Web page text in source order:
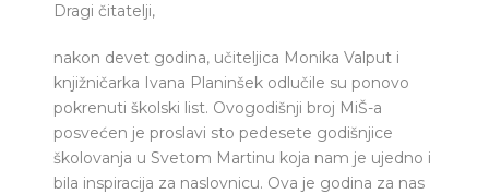
Dragi čitatelji,
nakon devet godina, učiteljica Monika Valput i
knjižničarka Ivana Planinšek odlučile su ponovo
pokrenuti školski list. Ovogodišnji broj MiŠ-a
posvećen je proslavi sto pedesete godišnjice
školovanja u Svetom Martinu koja nam je ujedno i
bila inspiracija za naslovnicu. Ova je godina za nas